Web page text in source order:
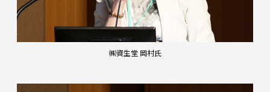
㈱資生堂 岡村氏